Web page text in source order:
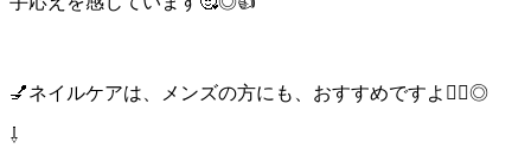
💅ネイルケアは、メンズの方にも、おすすめですよ🙋‍♂️◎
⇩